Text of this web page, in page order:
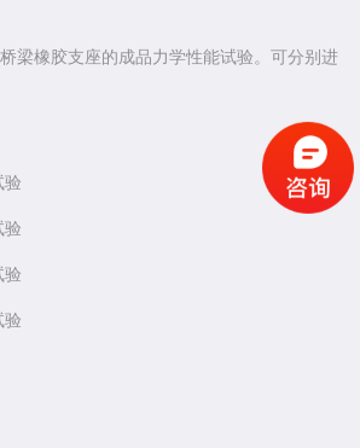
梁橡胶支座的成品力学性能试验。可分别进
验
验
验
验